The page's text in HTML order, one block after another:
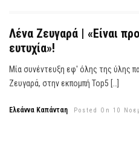
Λένα Ζευγαρά | «Είναι
ευτυχία»!
Μία συνέντευξη εφ' όλης της ύλης
Ζευγαρά, στην εκπομπή Top5 […]
Ελεάννα Καπάνταη Posted On 10